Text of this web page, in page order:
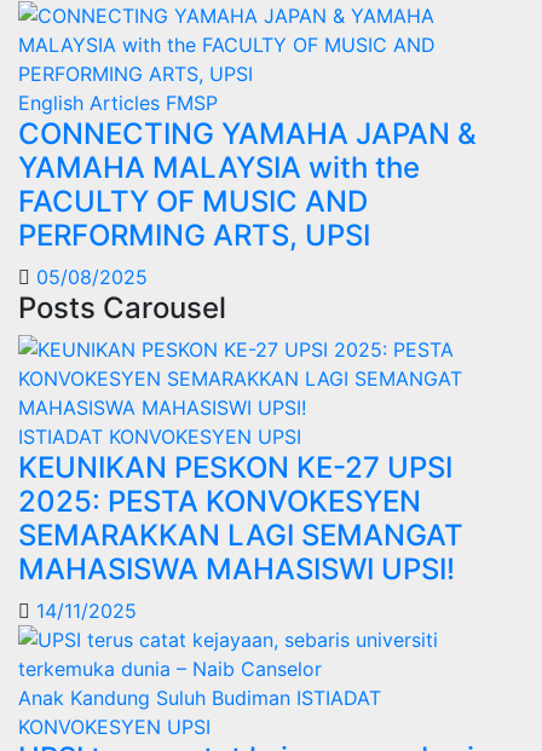
English Articles FMSP
CONNECTING YAMAHA JAPAN &
YAMAHA MALAYSIA with the
FACULTY OF MUSIC AND
PERFORMING ARTS, UPSI
05/08/2025
Posts Carousel
ISTIADAT KONVOKESYEN UPSI
KEUNIKAN PESKON KE-27 UPSI
2025: PESTA KONVOKESYEN
SEMARAKKAN LAGI SEMANGAT
MAHASISWA MAHASISWI UPSI!
14/11/2025
Anak Kandung Suluh Budiman ISTIADAT
KONVOKESYEN UPSI